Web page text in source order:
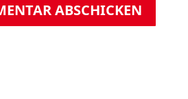
ABSCHICKEN